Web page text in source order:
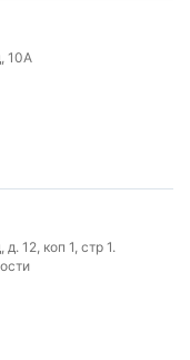
10А
12, коп 1, стр 1.